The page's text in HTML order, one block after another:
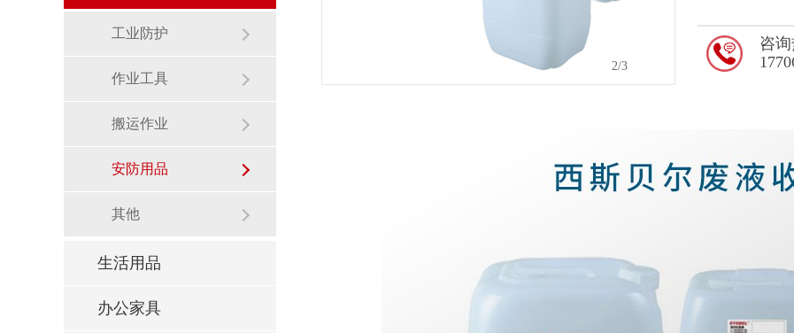
工业防护
作业工具
搬运作业
安防用品
其他
生活用品
办公家具
2/3
咨